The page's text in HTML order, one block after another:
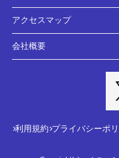
アクセスマップ
会社概要
利用規約 プライバシーポ